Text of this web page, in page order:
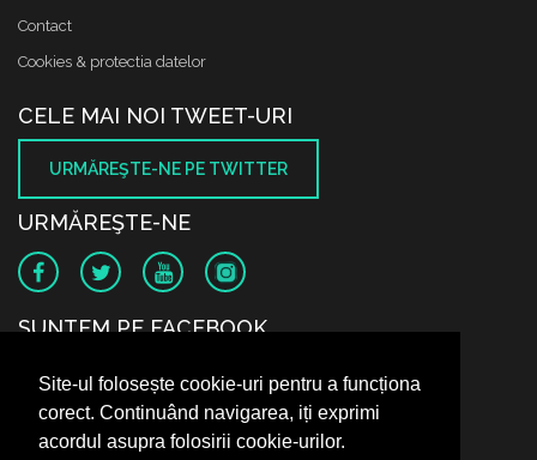
Site-ul folosește cookie-uri pentru a funcționa
corect. Continuând navigarea, iți exprimi
acordul asupra folosirii cookie-urilor.
Contact
Cookies & protectia datelor
CELE MAI NOI TWEET-URI
URMĂREŞTE-NE PE TWITTER
URMĂREŞTE-NE
SUNTEM PE FACEBOOK